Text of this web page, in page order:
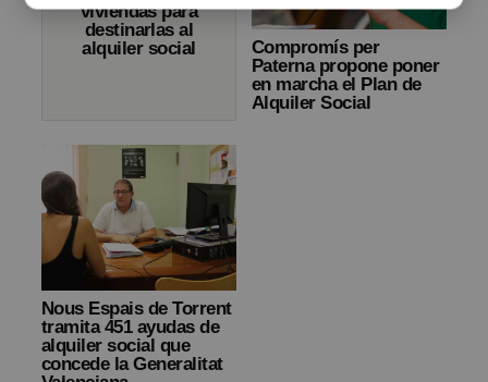
viviendas para
destinarlas al
alquiler social
Compromís per
Paterna propone poner
en marcha el Plan de
Alquiler Social
Nous Espais de Torrent
tramita 451 ayudas de
alquiler social que
concede la Generalitat